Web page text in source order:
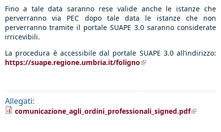
Fino a tale data saranno rese valide anche le istanze che
perverranno via PEC dopo tale data le istanze che non
perverranno tramite il portale SUAPE 3.0 saranno considerate
irricevibili.
La procedura è accessibile dal portale SUAPE 3.0 all’indirizzo:
https://suape.regione.umbria.it/foligno(link is external)
Allegati:
comunicazione_agli_ordini_professionali_signed.pdf(link is